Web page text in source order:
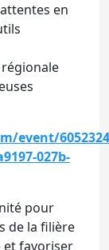
en
event/
027b-
pour
de la filière
et favoriser